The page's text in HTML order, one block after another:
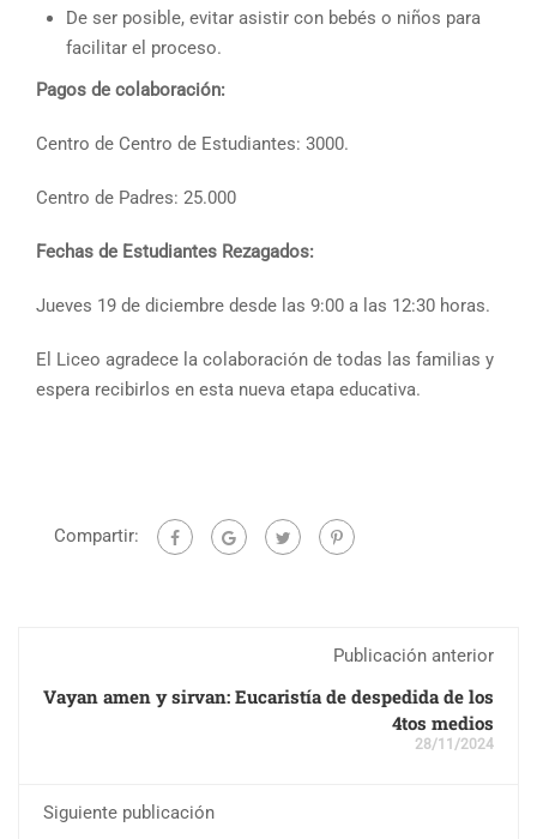
De ser posible, evitar asistir con bebés o niños para
facilitar el proceso.
Pagos de colaboración:
Centro de Centro de Estudiantes: 3000.
Centro de Padres: 25.000
Fechas de Estudiantes Rezagados:
Jueves 19 de diciembre desde las 9:00 a las 12:30 horas.
El Liceo agradece la colaboración de todas las familias y
espera recibirlos en esta nueva etapa educativa.
Compartir:
Publicación anterior
Vayan amen y sirvan: Eucaristía de despedida de los
4tos medios
28/11/2024
Siguiente publicación